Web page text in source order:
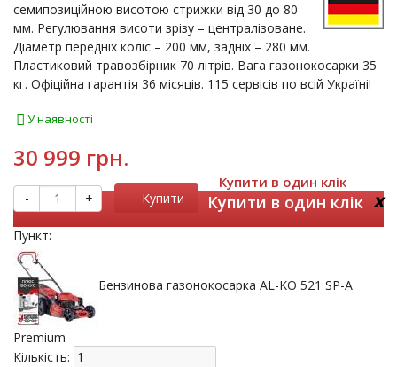
семипозиційною висотою стрижки від 30 до 80
мм. Регулювання висоти зрізу – централізоване.
Діаметр передніх коліс – 200 мм, задніх – 280 мм.
Пластиковий травозбірник 70 літрів. Вага газонокосарки 35
кг. Офіційна гарантія 36 місяців. 115 сервісів по всій Україні!
У наявності
30 999 грн.
- + Купити
Купити в один клік
Купити в один клік x
Пункт:
Бензинова газонокосарка AL-KO 521 SP-A
Premium
Кількість: